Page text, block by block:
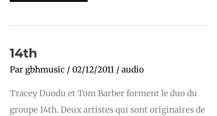
14th
Par gbhmusic / 02/12/2011 / audio
Tracey Duodu et Tom Barber forment le duo du
groupe 14th. Deux artistes qui sont originaires de
14th